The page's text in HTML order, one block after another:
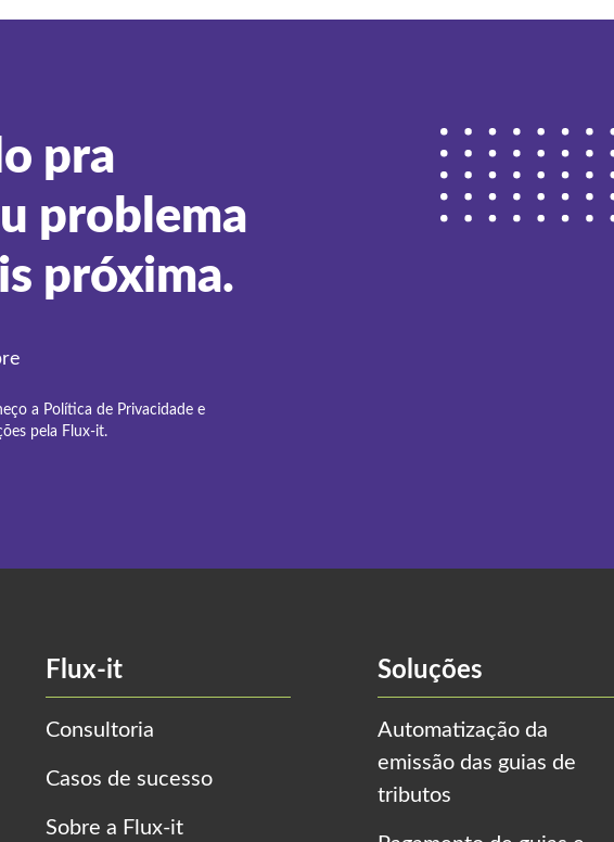
pra
problema
próxima.
a Política de Privacidade e
pela Flux-it.
Flux-it
Consultoria
Casos de sucesso
Sobre a Flux-it
Soluções
Automatização da
emissão das guias de
tributos